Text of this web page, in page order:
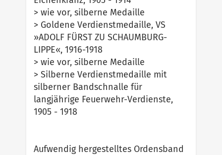
> wie vor, silberne Medaille
> Goldene Verdienstmedaille, VS
»ADOLF FÜRST ZU SCHAUMBURG-
LIPPE«, 1916-1918
> wie vor, silberne Medaille
> Silberne Verdienstmedaille mit
silberner Bandschnalle für
langjährige Feuerwehr-Verdienste,
1905 - 1918
Aufwendig hergestelltes Ordensband